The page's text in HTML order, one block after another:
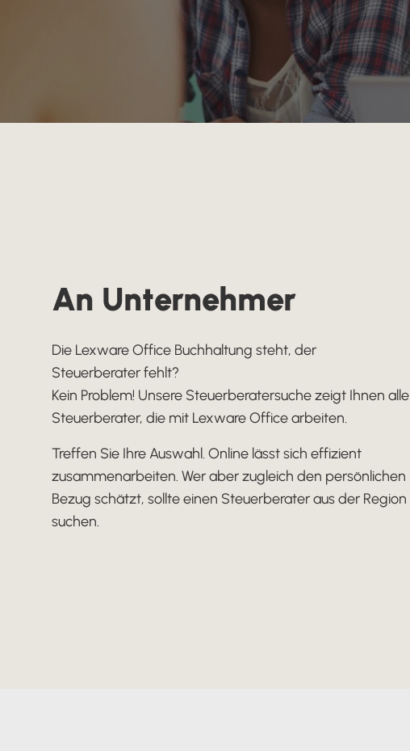
Lohnabrechnung
Mitarbeiter abrechnen und bezahlen
Einnahmen-Überschuss-
Rechnung EÜR
An Unternehmer
Die Lexware Office Buchhaltung steht, der
Steuerberater fehlt?
Kein Problem! Unsere Steuerberatersuche zeigt Ihnen alle
Steuerberater, die mit Lexware Office arbeiten.
Treffen Sie Ihre Auswahl. Online lässt sich effizient
zusammenarbeiten. Wer aber zugleich den persönlichen
Bezug schätzt, sollte einen Steuerberater aus der Region
suchen.